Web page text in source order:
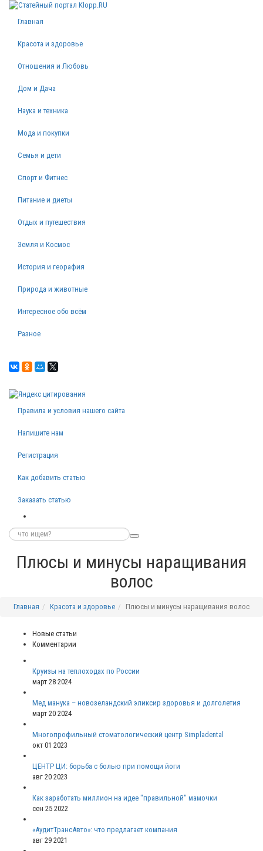
Главная
Красота и здоровье
Отношения и Любовь
Дом и Дача
Наука и техника
Мода и покупки
Семья и дети
Спорт и Фитнес
Питание и диеты
Отдых и путешествия
Земля и Космос
История и георафия
Природа и животные
Интересное обо всём
Разное
Правила и условия нашего сайта
Напишите нам
Регистрация
Как добавить статью
Заказать статью
Плюсы и минусы наращивания
волос
Главная Красота и здоровье Плюсы и минусы наращивания волос
Новые статьи
Комментарии
Круизы на теплоходах по России
март 28 2024
Мед манука – новозеландский эликсир здоровья и долголетия
март 20 2024
Многопрофильный стоматологический центр Simpladental
окт 01 2023
ЦЕНТР ЦИ: борьба с болью при помощи йоги
авг 20 2023
Как заработать миллион на идее "правильной" мамочки
сен 25 2022
«АудитТрансАвто»: что предлагает компания
авг 29 2021